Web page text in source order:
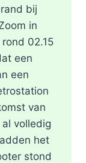
bij
in
02.15
een
een
van
volledig
het
stond